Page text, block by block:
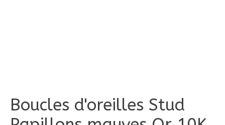
Boucles d'oreilles Stud